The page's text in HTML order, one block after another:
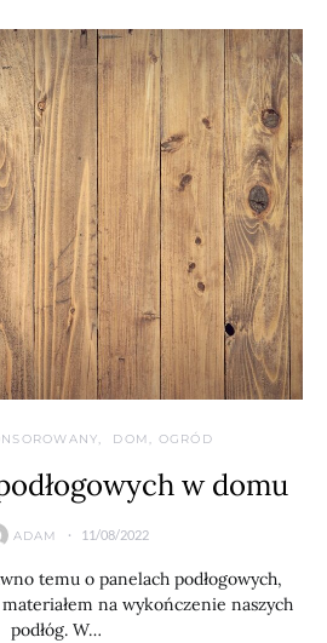
DOM, OGRÓD
w domu
ADAM 11/08/2022
temu o panelach podłogowych,
na wykończenie naszych
podłóg. W…